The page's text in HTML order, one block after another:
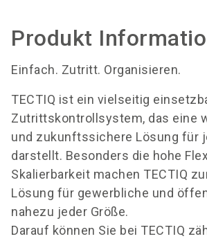
Produkt
Einfach. Zutritt. Organisieren.
TECTIQ ist ein vielseitig
Zutrittskontrollsystem, das eine
und zukunftssichere Lösung für
darstellt. Besonders die hohe
Skalierbarkeit machen TECTIQ
Lösung für gewerbliche und
nahezu jeder Größe.
Darauf können Sie bei TECTIQ